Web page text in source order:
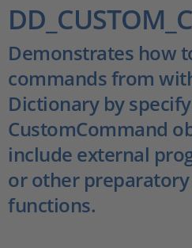
Magazin
Unternehmen
Karriere
Demonstrates how
commands from
Dictionary by
CustomCommand
include external
or other
functions.